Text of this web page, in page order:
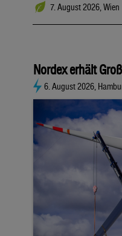
7. August 2026, Wien
Nordex erhält
6. August 2026,